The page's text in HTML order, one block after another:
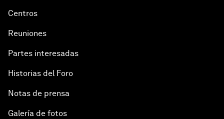
Centros
Reuniones
Partes interesadas
Historias del Foro
Notas de prensa
Galería de fotos